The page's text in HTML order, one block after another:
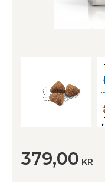
379,00 KR